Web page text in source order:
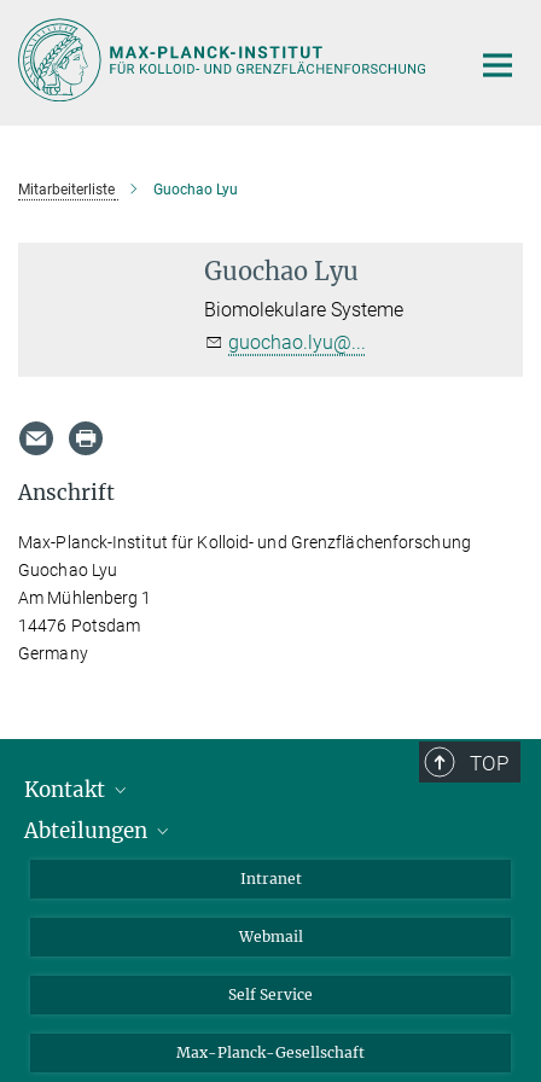
Hauptinhalt
Mitarbeiterliste Guochao Lyu
Guochao Lyu
Biomolekulare Systeme
guochao.lyu@...
Anschrift
Max-Planck-Institut für Kolloid- und Grenzflächenforschung
Guochao Lyu
Am Mühlenberg 1
14476 Potsdam
Germany
TOP
Kontakt
Mitarbeiterverzeichnis
Abteilungen
Kolloidchemie
Nachhaltige und Bio-inspirierte Materialien
Intranet
Webmail
Self Service
Max-Planck-Gesellschaft